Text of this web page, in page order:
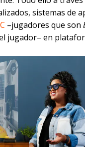
sistemas de
–jugadores que son
jugador– en